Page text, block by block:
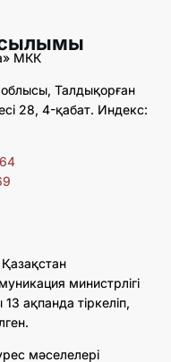
МКК
Талдықорған
28, 4-қабат. Индекс:
министрлігі
ақпанда тіркеліп,
мәселелері